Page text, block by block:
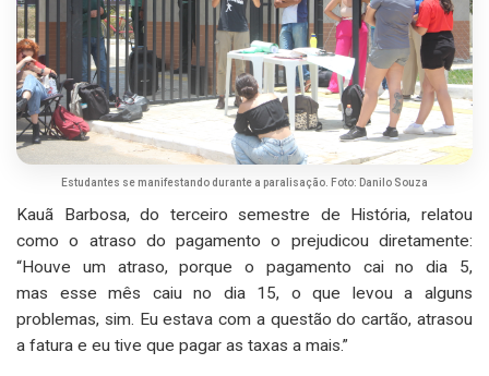
Estudantes se manifestando durante a paralisação. Foto: Danilo Souza
Kauã Barbosa, do terceiro semestre de História, relatou
como o atraso do pagamento o prejudicou diretamente:
“Houve um atraso, porque o pagamento cai no dia 5,
mas esse mês caiu no dia 15, o que levou a alguns
problemas, sim. Eu estava com a questão do cartão, atrasou
a fatura e eu tive que pagar as taxas a mais.”